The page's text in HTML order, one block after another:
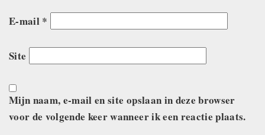
E-mail *
Site
Mijn naam, e-mail en site opslaan in deze browser
voor de volgende keer wanneer ik een reactie plaats.